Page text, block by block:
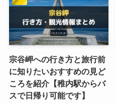
宗谷岬への行き方と旅行前
に知りたいおすすめの見ど
ころを紹介【稚内駅からバ
スで日帰り可能です】